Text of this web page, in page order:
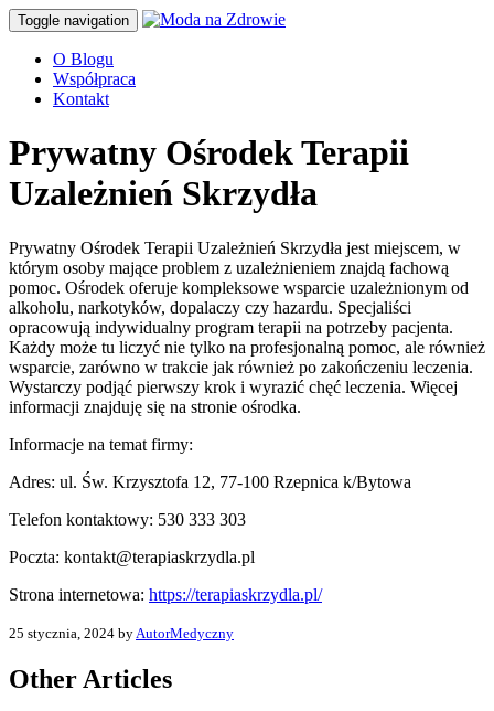
Toggle navigation
O Blogu
Współpraca
Kontakt
Prywatny Ośrodek Terapii
Uzależnień Skrzydła
Prywatny Ośrodek Terapii Uzależnień Skrzydła jest miejscem, w
którym osoby mające problem z uzależnieniem znajdą fachową
pomoc. Ośrodek oferuje kompleksowe wsparcie uzależnionym od
alkoholu, narkotyków, dopalaczy czy hazardu. Specjaliści
opracowują indywidualny program terapii na potrzeby pacjenta.
Każdy może tu liczyć nie tylko na profesjonalną pomoc, ale również
wsparcie, zarówno w trakcie jak również po zakończeniu leczenia.
Wystarczy podjąć pierwszy krok i wyrazić chęć leczenia. Więcej
informacji znajduję się na stronie ośrodka.
Informacje na temat firmy:
Adres: ul. Św. Krzysztofa 12, 77-100 Rzepnica k/Bytowa
Telefon kontaktowy: 530 333 303
Poczta: kontakt@terapiaskrzydla.pl
Strona internetowa: https://terapiaskrzydla.pl/
25 stycznia, 2024 by AutorMedyczny
Other Articles